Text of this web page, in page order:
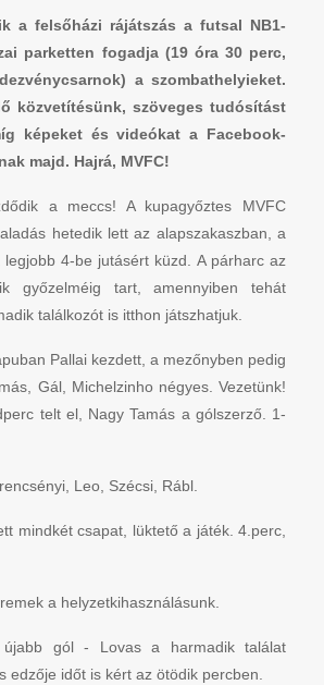
a felsőházi rájátszás a futsal NB1-
parketten fogadja (19 óra 30 perc,
a szombathelyieket.
közvetítésünk, szöveges tudósítást
képeket és videókat a Facebook-
majd. Hajrá, MVFC!
a meccs! A kupagyőztes MVFC
hetedik lett az alapszakaszban, a
4-be jutásért küzd. A párharc az
győzelméig tart, amennyiben tehát
találkozót is itthon játszhatjuk.
Pallai kezdett, a mezőnyben pedig
Gál, Michelzinho négyes. Vezetünk!
telt el, Nagy Tamás a gólszerző. 1-
Leo, Szécsi, Rábl.
mindkét csapat, lüktető a játék. 4.perc,
a helyzetkihasználásunk.
gól - Lovas a harmadik találat
edzője időt is kért az ötödik percben.